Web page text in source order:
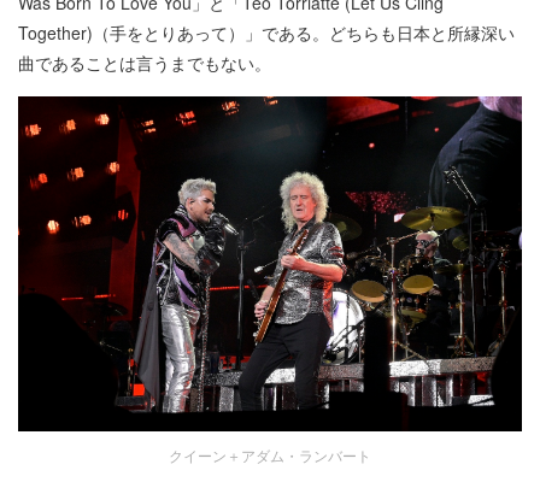
Together)（手をとりあって）」である。どちらも日本と所縁深い
曲であることは言うまでもない。
クイーン＋アダム・ランバート